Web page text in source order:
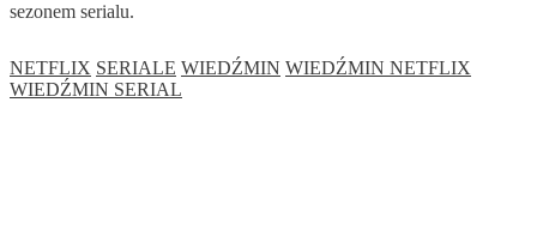
sezonem serialu.
NETFLIX SERIALE WIEDŹMIN WIEDŹMIN NETFLIX
WIEDŹMIN SERIAL